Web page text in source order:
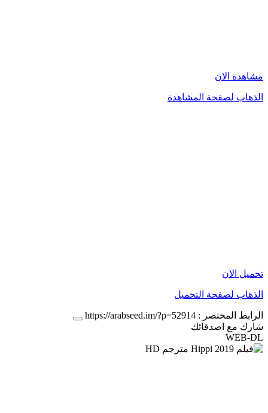
مشاهدة الان
الذهاب لصفحة المشاهدة
تحميل الان
الذهاب لصفحة التحميل
الرابط المختصر : https://arabseed.im/?p=52914
شارك مع اصدقائك
WEB-DL